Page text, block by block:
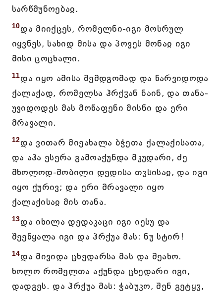
სარწმუნოებაჲ.
10და მიიქცეს, რომელნი-იგი მოსრულ
იყვნეს, სახიდ მისა და პოვეს მონაჲ იგი
მისი ცოცხალი.
11და იყო ამისა შემდგომად და წარვიდოდა
ქალაქად, რომელსა ჰრქჳან ნაინ, და თანა-
უვიდოდეს მას მოწაფენი მისნი და ერი
მრავალი.
12და ვითარ მიეახალა ბჭეთა ქალაქისათა,
და აჰა ესერა გამოაქუნდა მკუდარი, ძე
მხოლოდ-შობილი დედისა თჳსისაჲ, და იგი
იყო ქურივ; და ერი მრავალი იყო
ქალაქისაჲ მის თანა.
13და იხილა დედაკაცი იგი იესუ და
შეეწყალა იგი და ჰრქუა მას: ნუ სტირ!
14და მივიდა ცხედარსა მას და შეახო.
ხოლო რომელთა აქუნდა ცხედარი იგი,
დადგეს. და ჰრქუა მას: ჭაბუკო, შენ გეტყჳ,